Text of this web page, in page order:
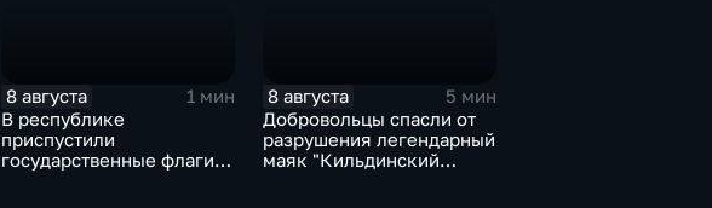
8 августа
1 мин
В республике
приспустили
государственные флаги и
8 августа
5 мин
Добровольцы спасли от
разрушения легендарный
маяк "Кильдинский